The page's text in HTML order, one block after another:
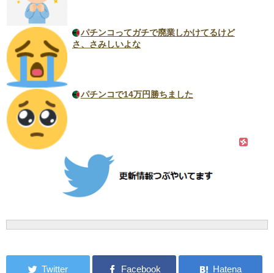
パチンコってガチで廃業しかけてるけど
さ、さみしいよな
パチンコで14万円勝ちました